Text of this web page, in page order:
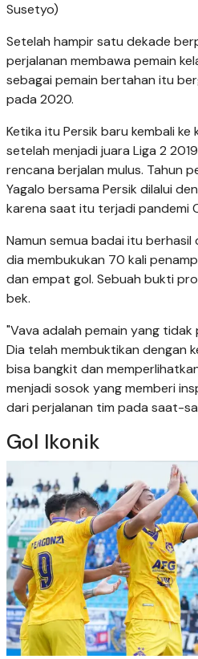
Susetyo)
Setelah hampir satu dekade
perjalanan membawa pemain
sebagai pemain bertahan itu
pada 2020.
Ketika itu Persik baru kembali ke
setelah menjadi juara Liga 2
rencana berjalan mulus. Tahun
Yagalo bersama Persik dilalui
karena saat itu terjadi pandemi
Namun semua badai itu berhasil
dia membukukan 70 kali
dan empat gol. Sebuah bukti
bek.
"Vava adalah pemain yang
Dia telah membuktikan dengan
bisa bangkit dan
menjadi sosok yang memberi
dari perjalanan tim pada saat-
Gol Ikonik